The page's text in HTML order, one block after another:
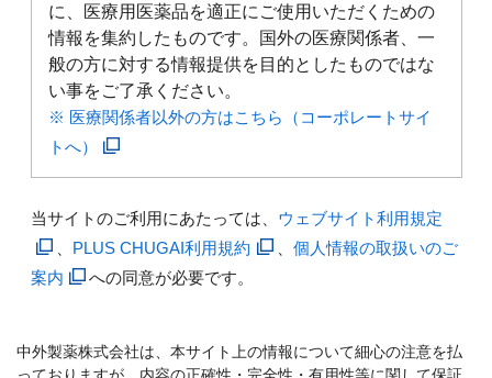
に、医療用医薬品を適正にご使用いただくための
情報を集約したものです。国外の医療関係者、一
般の方に対する情報提供を目的としたものではな
い事をご了承ください。
※ 医療関係者以外の方はこちら（コーポレートサイ
トへ）
当サイトのご利用にあたっては、 ウェブサイト利用規定
PLUS CHUGAI利用規約
個人情報の取扱いのご
案内
への同意が必要です。
中外製薬株式会社は、本サイト上の情報について細心の注意を払
っておりますが、内容の正確性・完全性・有用性等に関して保証